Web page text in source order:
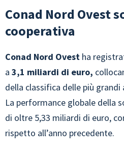
Conad Nord Ovest
cooperativa
Conad Nord Ovest ha
a 3,1 miliardi di euro,
della classifica delle più grandi
La performance globale della
di oltre 5,33 miliardi di euro,
rispetto all’anno precedente.